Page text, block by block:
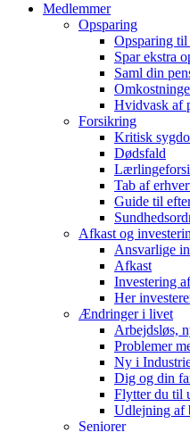
Medlemmer
Opsparing
Opsparing til
Spar ekstra
Saml din
Hvidvask af
Forsikring
Kritisk
Dødsfald
Tab af
Guide til
Afkast og
Ansvarlige
Afkast
Investering
Her
Ændringer i livet
Arbejdsløs,
Problemer
Ny i
Dig og din
Flytter du til
Udlejning af
Seniorer